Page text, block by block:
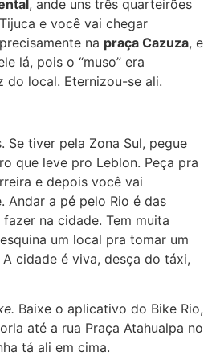
, ande uns três quarteirões
e você vai chegar
na praça Cazuza, e
lá, pois o “muso” era
do local. Eternizou-se ali.
Se tiver pela Zona Sul, pegue
que leve pro Leblon. Peça pra
e depois você vai
Andar a pé pelo Rio é das
na cidade. Tem muita
um local pra tomar um
cidade é viva, desça do táxi,
Baixe o aplicativo do Bike Rio,
até a rua Praça Atahualpa no
tá ali em cima.